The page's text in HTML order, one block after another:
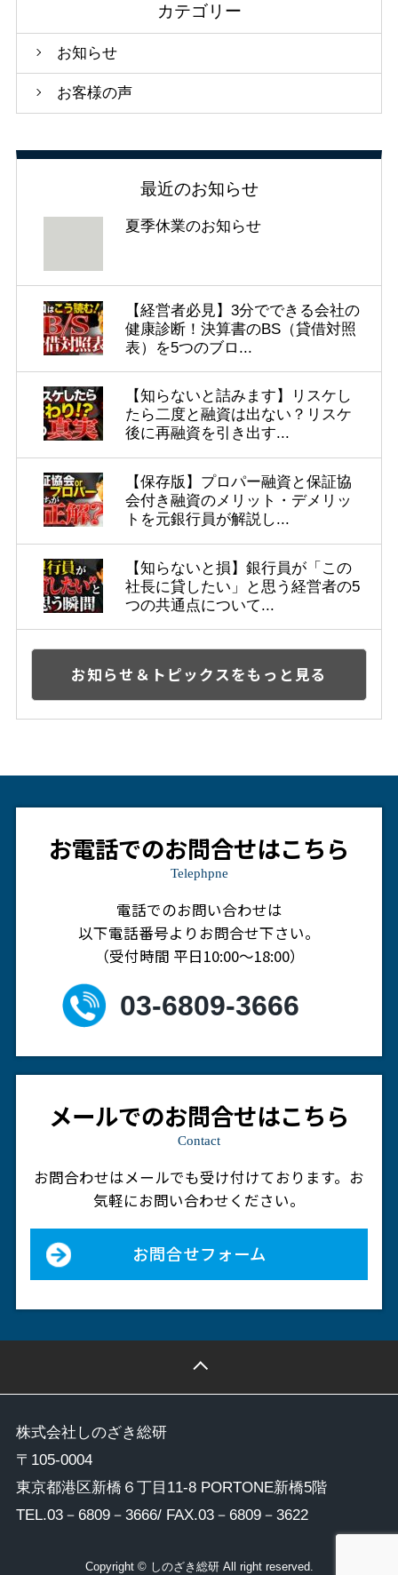
カテゴリー
お知らせ
お客様の声
最近のお知らせ
夏季休業のお知らせ
【経営者必見】3分でできる会社の
健康診断！決算書のBS（貸借対照
表）を5つのブロ...
【知らないと詰みます】リスケし
たら二度と融資は出ない？リスケ
後に再融資を引き出す...
【保存版】プロパー融資と保証協
会付き融資のメリット・デメリッ
トを元銀行員が解説し...
【知らないと損】銀行員が「この
社長に貸したい」と思う経営者の5
つの共通点について...
お知らせ＆トピックスをもっと見る
お電話でのお問合せはこちら
Telephpne
電話でのお問い合わせは
以下電話番号よりお問合せ下さい。
（受付時間 平日10:00～18:00）
03-6809-3666
メールでのお問合せはこちら
Contact
お問合わせはメールでも受け付けております。 お
気軽にお問い合わせください。
お問合せフォーム
株式会社しのざき総研
〒105-0004
東京都港区新橋６丁目11-8 PORTONE新橋5階
TEL.03－6809－3666/ FAX.03－6809－3622
Copyright © しのざき総研 All right reserved.